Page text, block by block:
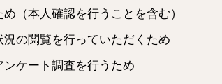
（本人確認を行うことを含む）
の閲覧を行っていただくため
ケート調査を行うため